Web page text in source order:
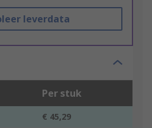
leverdata
Per stuk
€ 45,29